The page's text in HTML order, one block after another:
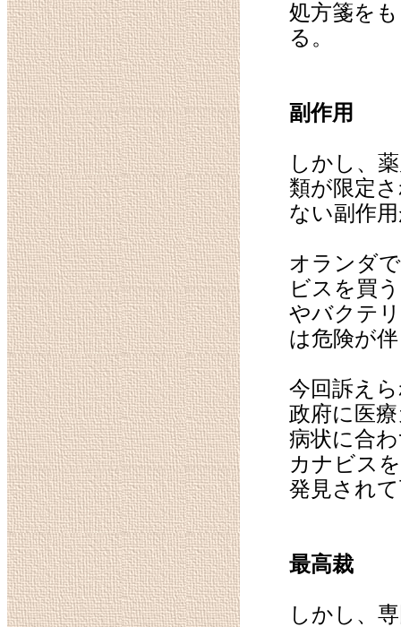
処方箋を
る。
副作用
しかし、
類が限定
ない副作
オランダ
ビスを買
やバクテ
は危険が
今回訴え
政府に医
病状に合
カナビス
発見され
最高裁
しかし、